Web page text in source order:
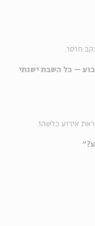
חוסר.
– כל השבת ישנתי
אירוע כלשהו.